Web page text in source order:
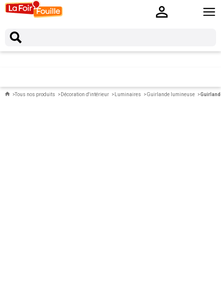
Tous nos produits Décoration d'intérieur Luminaires Guirlande lumineuse